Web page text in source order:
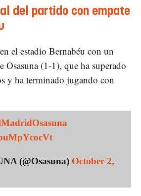
del partido con empate
el estadio Bernabéu con un
Osasuna (1-1), que ha superado
y ha terminado jugando con
(@Osasuna) October 2,